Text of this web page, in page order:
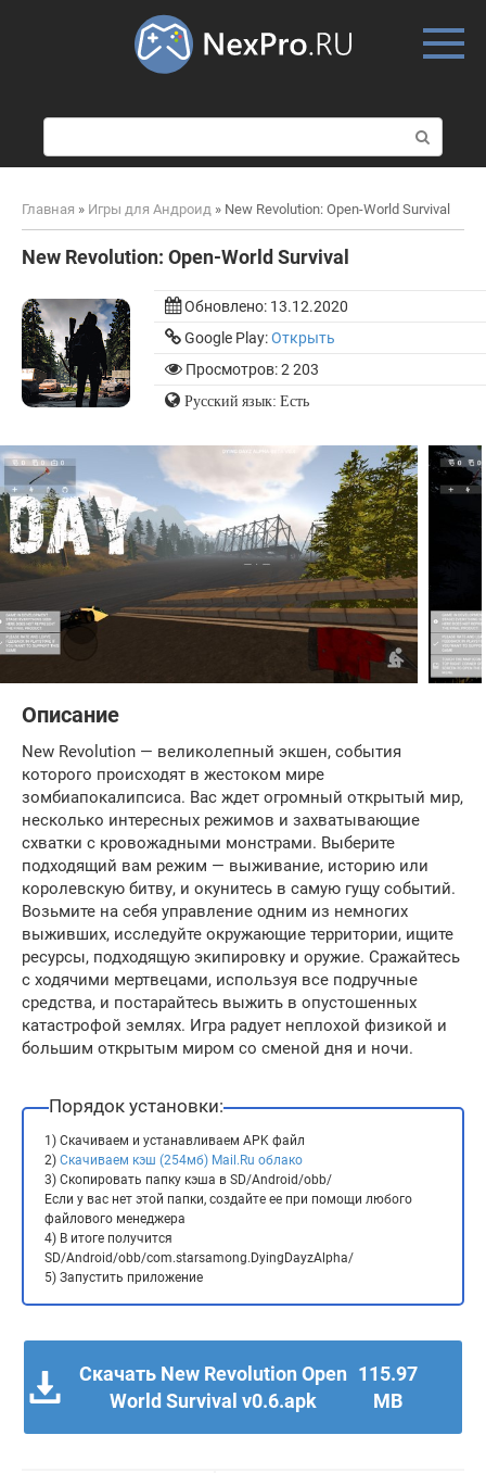
о
и
к
Главная » Игры для Андроид » New Revolution: Open-World Survival
New Revolution: Open-World Survival
Обновлено: 13.12.2020
Google Play:Открыть
Просмотров: 2 203
Русский язык: Есть
Описание
New Revolution — великолепный экшен, события
которого происходят в жестоком мире
зомбиапокалипсиса. Вас ждет огромный открытый мир,
несколько интересных режимов и захватывающие
схватки с кровожадными монстрами. Выберите
подходящий вам режим — выживание, историю или
королевскую битву, и окунитесь в самую гущу событий.
Возьмите на себя управление одним из немногих
выживших, исследуйте окружающие территории, ищите
ресурсы, подходящую экипировку и оружие. Сражайтесь
с ходячими мертвецами, используя все подручные
средства, и постарайтесь выжить в опустошенных
катастрофой землях. Игра радует неплохой физикой и
большим открытым миром со сменой дня и ночи.
Порядок установки:
1) Скачиваем и устанавливаем APK файл
2) Скачиваем кэш (254мб) Mail.Ru облако
3) Скопировать папку кэша в SD/Android/obb/
Если у вас нет этой папки, создайте ее при помощи любого
файлового менеджера
4) В итоге получится
SD/Android/obb/com.starsamong.DyingDayzAlpha/
5) Запустить приложение
Скачать New Revolution Open
World Survival v0.6.apk
115.97
MB